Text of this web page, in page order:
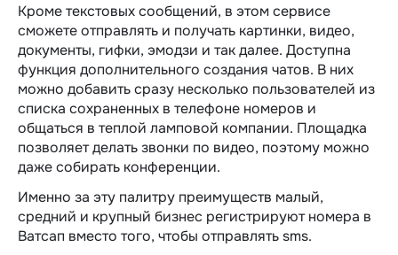
Кроме текстовых сообщений, в этом сервисе
сможете отправлять и получать картинки, видео,
документы, гифки, эмодзи и так далее. Доступна
функция дополнительного создания чатов. В них
можно добавить сразу несколько пользователей из
списка сохраненных в телефоне номеров и
общаться в теплой ламповой компании. Площадка
позволяет делать звонки по видео, поэтому можно
даже собирать конференции.
Именно за эту палитру преимуществ малый,
средний и крупный бизнес регистрируют номера в
Ватсап вместо того, чтобы отправлять sms.